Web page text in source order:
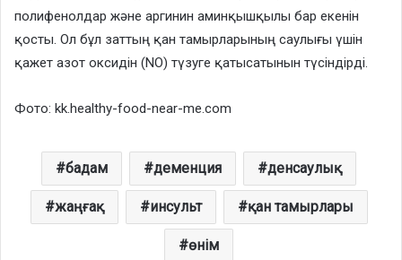
полифенолдар және аргинин аминқышқылы бар екенін
қосты. Ол бұл заттың қан тамырларының саулығы үшін
қажет азот оксидін (NO) түзуге қатысатынын түсіндірді.
Фото: kk.healthy-food-near-me.com
бадам деменция денсаулық
жаңғақ инсульт қан тамырлары
өнім